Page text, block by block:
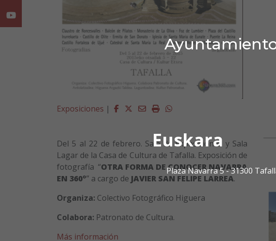
Euskara
Plaza Navarra 5 - 31300
Exposiciones | Facebook
Twitter
EmailImprimirWhatsapp
Del 5 al 22 de febrero. Sala de Exposiciones y Sala
Lagar de la Casa de Cultura de Tafalla. Exposición de
fotografía “OTRA FORMA DE CONOCER NAVARRA
EN 360º” a cargo de JAVIER SAN FELIPE LARREA.
Organiza: Colectivo Fotográfico Higuera
Colabora: Patronato de Cultura.
Más información
Youtube